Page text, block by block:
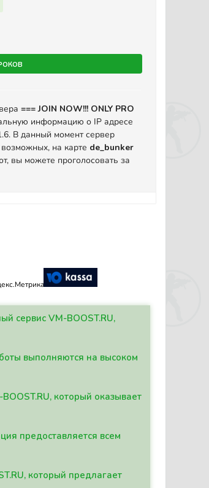
=== JOIN NOW!!! ONLY PRO
информацию о IP адресе
В данный момент сервер
на карте de_bunker
вы можете проголосовать за
сервис VM-BOOST.RU,
выполняются на высоком
который оказывает
предоставляется всем
который предлагает